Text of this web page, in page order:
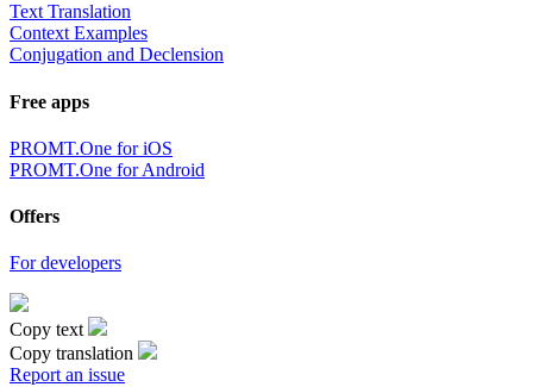
Text Translation
Context Examples
Conjugation and Declension
Free apps
PROMT.One for iOS
PROMT.One for Android
Offers
For developers
Copy text
Copy translation
Report an issue